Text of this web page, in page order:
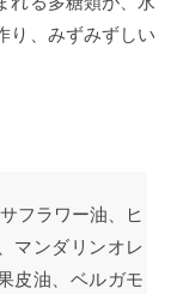
り、みずみずしい
フラワー油、ヒ
マンダリンオレ
皮油、ベルガモ